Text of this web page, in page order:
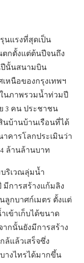
นแรงที่สุดเป็น
กตั้งแต่ต้นปีจนถึง
ปีนั้นสนามบิน
หนือของกรุงเทพฯ
นภาพรวมน้ำท่วมปี
3 คน ประชาชน
นบ้านบ้านเรือนที่ได้
คารโลกประเมินว่า
ล้านล้านบาท
ริเวณลุ่มน้ำ
มีการสร้างแก้มลิง
ลูกบาศก์เมตร ตั้งแต่
เข้าเก็บได้ขนาด
กนั้นยังมีการสร้าง
ล้แล้วเสร็จซึ่ง
างไทรได้มากขึ้น